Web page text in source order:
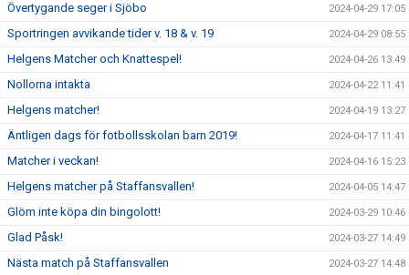
Övertygande seger i Sjöbo 2024-04-29 17:05
Sportringen avvikande tider v. 18 & v. 19 2024-04-29 08:55
Helgens Matcher och Knattespel! 2024-04-26 13:49
Nollorna intakta 2024-04-22 11:41
Helgens matcher! 2024-04-19 13:27
Äntligen dags för fotbollsskolan barn 2019! 2024-04-17 11:41
Matcher i veckan! 2024-04-16 15:23
Helgens matcher på Staffansvallen! 2024-04-05 14:47
Glöm inte köpa din bingolott! 2024-03-29 10:46
Glad Påsk! 2024-03-27 14:49
Nästa match på Staffansvallen 2024-03-27 14:48